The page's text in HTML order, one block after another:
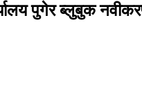
पुगेर ब्लुबुक